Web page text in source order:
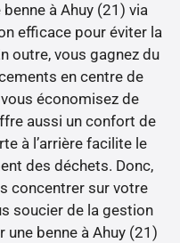
à Ahuy (21) via
efficace pour éviter la
outre, vous gagnez du
en centre de
économisez de
aussi un confort de
à l’arrière facilite le
des déchets. Donc,
concentrer sur votre
soucier de la gestion
une benne à Ahuy (21)